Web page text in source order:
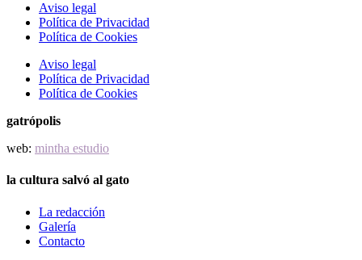
Aviso legal
Política de Privacidad
Política de Cookies
Aviso legal
Política de Privacidad
Política de Cookies
gatrópolis
web: mintha estudio
la cultura salvó al gato
La redacción
Galería
Contacto